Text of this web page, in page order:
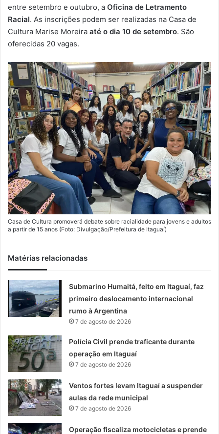
-
m
a
entre setembro e outubro, a Oficina de Letramento
Racial. As inscrições podem ser realizadas na Casa de
Cultura Marise Moreira até o dia 10 de setembro. São
oferecidas 20 vagas.
Casa de Cultura promoverá debate sobre racialidade para jovens e adultos
a partir de 15 anos (Foto: Divulgação/Prefeitura de Itaguaí)
Matérias relacionadas
Submarino Humaitá, feito em Itaguaí, faz
primeiro deslocamento internacional
rumo à Argentina
7 de agosto de 2026
Polícia Civil prende traficante durante
operação em Itaguaí
7 de agosto de 2026
Ventos fortes levam Itaguaí a suspender
aulas da rede municipal
7 de agosto de 2026
Operação fiscaliza motocicletas e prende